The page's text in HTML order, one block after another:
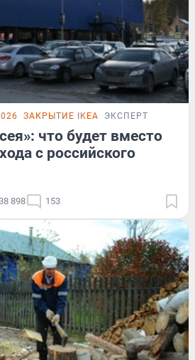
ЗАКРЫТИЕ IKEA ЭКСПЕРТ
что будет вместо
с российского
898 153